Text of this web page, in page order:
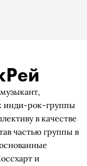
инди-рок-группы
в качестве
частью группы в
и